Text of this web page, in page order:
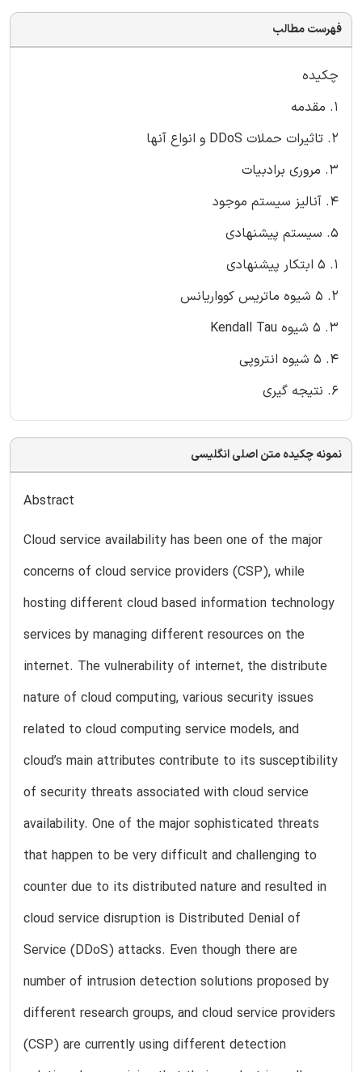
فهرست مطالب
چکیده
1. مقدمه
2. تاثیرات حملات DDoS و انواع آنها
3. مروری برادبیات
4. آنالیز سیستم موجود
5. سیستم پیشنهادی
1. 5 ابتکار پیشنهادی
2. 5 شیوه ماتریس کوواریانس
3. 5 شیوه Kendall Tau
4. 5 شیوه انتروپی
6. نتیجه گیری
نمونه چکیده متن اصلی انگلیسی
Abstract
Cloud service availability has been one of the major
concerns of cloud service providers (CSP), while
hosting different cloud based information technology
services by managing different resources on the
internet. The vulnerability of internet, the distribute
nature of cloud computing, various security issues
related to cloud computing service models, and
cloud’s main attributes contribute to its susceptibility
of security threats associated with cloud service
availability. One of the major sophisticated threats
that happen to be very difficult and challenging to
counter due to its distributed nature and resulted in
cloud service disruption is Distributed Denial of
Service (DDoS) attacks. Even though there are
number of intrusion detection solutions proposed by
different research groups, and cloud service providers
(CSP) are currently using different detection